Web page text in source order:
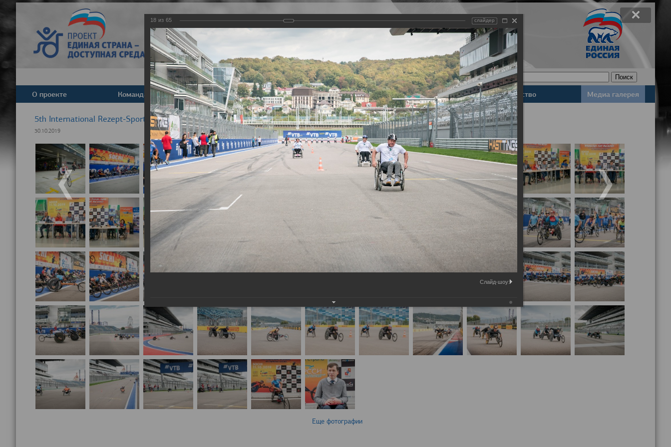
Задать вопрос
Версия для слабовидящих
О проекте Команда Новости Деятельность Базы данных Законодательство Медиа галерея
5th International Rezept-Sport Wheelchair Half Marathon
30.10.2019
Еще фотографии
18 из 65 слайдер
Слайд-шоу: